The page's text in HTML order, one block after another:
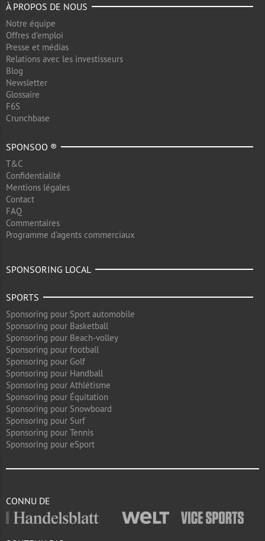
À PROPOS DE NOUS
Notre équipe
Offres d'emploi
Presse et médias
Relations avec les investisseurs
Blog
Newsletter
Glossaire
F6S
Crunchbase
SPONSOO ®
T&C
Confidentialité
Mentions légales
Contact
FAQ
Commentaires
Programme d'agents commerciaux
SPONSORING LOCAL
SPORTS
Sponsoring pour Sport automobile
Sponsoring pour Basketball
Sponsoring pour Beach-volley
Sponsoring pour football
Sponsoring pour Golf
Sponsoring pour Handball
Sponsoring pour Athlétisme
Sponsoring pour Équitation
Sponsoring pour Snowboard
Sponsoring pour Surf
Sponsoring pour Tennis
Sponsoring pour eSport
CONNU DE